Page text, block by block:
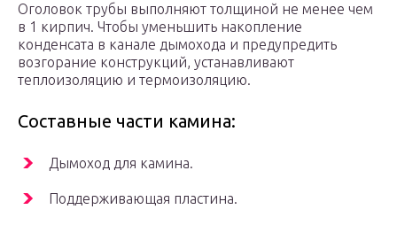
Оголовок трубы выполняют толщиной не менее чем
в 1 кирпич. Чтобы уменьшить накопление
конденсата в канале дымохода и предупредить
возгорание конструкций, устанавливают
теплоизоляцию и термоизоляцию.
Составные части камина:
Дымоход для камина.
Поддерживающая пластина.